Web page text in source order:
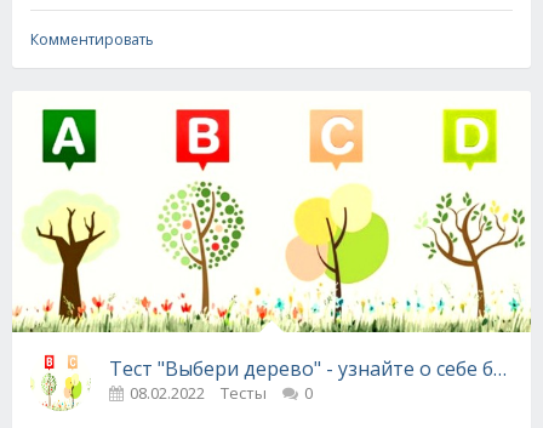
Комментировать
Тест "Выбери дерево" - узнайте о себе
08.02.2022 Тесты 0